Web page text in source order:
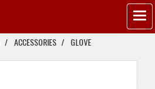
ACCESSORIES GLOVE